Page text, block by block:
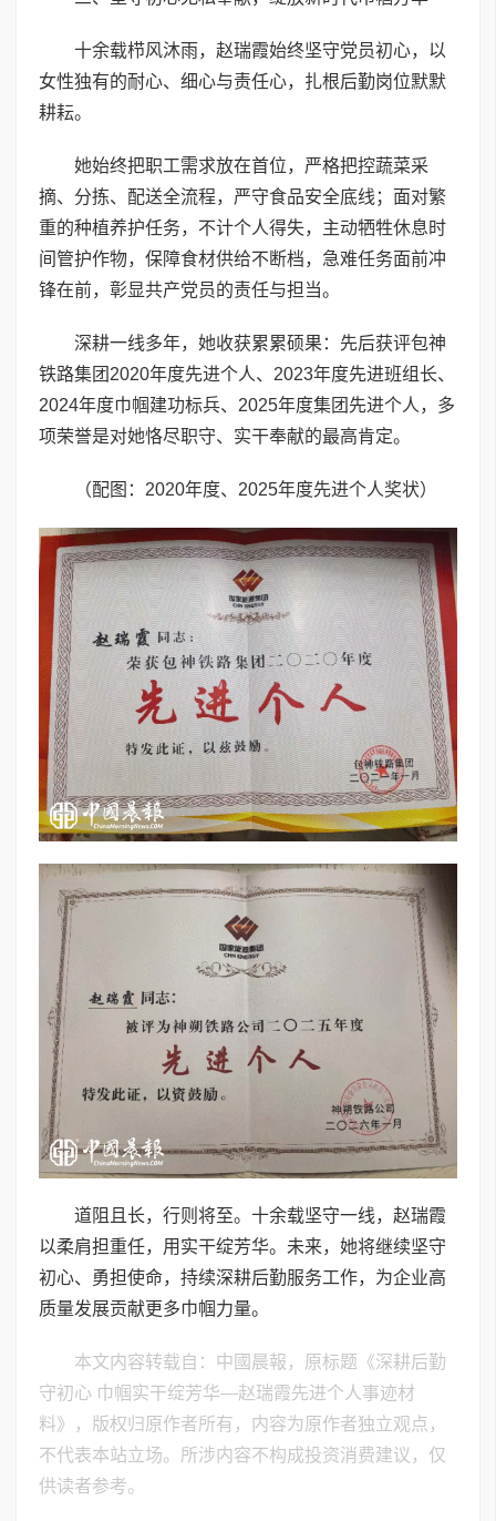
十余载栉风沐雨，赵瑞霞始终坚守党员初心，以
女性独有的耐心、细心与责任心，扎根后勤岗位默默
耕耘。
她始终把职工需求放在首位，严格把控蔬菜采
摘、分拣、配送全流程，严守食品安全底线；面对繁
重的种植养护任务，不计个人得失，主动牺牲休息时
间管护作物，保障食材供给不断档，急难任务面前冲
锋在前，彰显共产党员的责任与担当。
深耕一线多年，她收获累累硕果：先后获评包神
铁路集团2020年度先进个人、2023年度先进班组长、
2024年度巾帼建功标兵、2025年度集团先进个人，多
项荣誉是对她恪尽职守、实干奉献的最高肯定。
（配图：2020年度、2025年度先进个人奖状）
道阻且长，行则将至。十余载坚守一线，赵瑞霞
以柔肩担重任，用实干绽芳华。未来，她将继续坚守
初心、勇担使命，持续深耕后勤服务工作，为企业高
质量发展贡献更多巾帼力量。
本文内容转载自：中國晨報，原标题《深耕后勤
守初心 巾帼实干绽芳华—赵瑞霞先进个人事迹材
料》，版权归原作者所有，内容为原作者独立观点，
不代表本站立场。所涉内容不构成投资消费建议，仅
供读者参考。